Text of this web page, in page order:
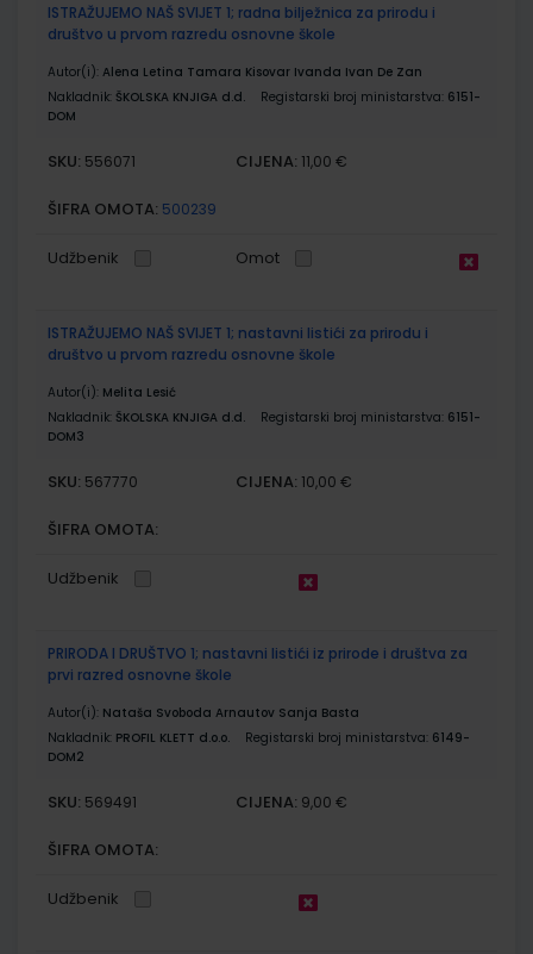
ISTRAŽUJEMO NAŠ SVIJET 1; radna bilježnica za prirodu i
društvo u prvom razredu osnovne škole
Autor(i): Alena Letina Tamara Kisovar Ivanda Ivan De Zan
Nakladnik: ŠKOLSKA KNJIGA d.d. Registarski broj ministarstva: 6151-
DOM
SKU: 556071 CIJENA: 11,00 €
ŠIFRA OMOTA: 500239
Udžbenik Omot
ISTRAŽUJEMO NAŠ SVIJET 1; nastavni listići za prirodu i
društvo u prvom razredu osnovne škole
Autor(i): Melita Lesić
Nakladnik: ŠKOLSKA KNJIGA d.d. Registarski broj ministarstva: 6151-
DOM3
SKU: 567770 CIJENA: 10,00 €
ŠIFRA OMOTA:
Udžbenik
PRIRODA I DRUŠTVO 1; nastavni listići iz prirode i društva za
prvi razred osnovne škole
Autor(i): Nataša Svoboda Arnautov Sanja Basta
Nakladnik: PROFIL KLETT d.o.o. Registarski broj ministarstva: 6149-
DOM2
SKU: 569491 CIJENA: 9,00 €
ŠIFRA OMOTA:
Udžbenik